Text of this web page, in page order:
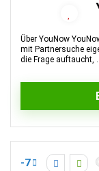
Über YouNow
mit Partnersuche
die Frage auftaucht,
-7